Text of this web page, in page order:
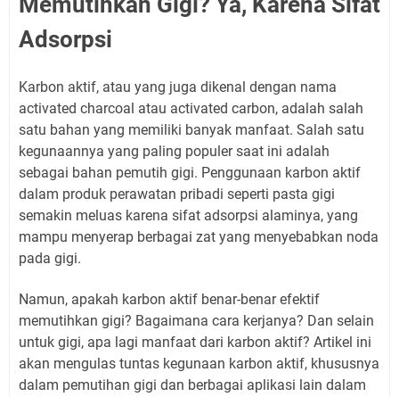
Adsorpsi
Karbon aktif, atau yang juga dikenal dengan nama
activated charcoal atau activated carbon, adalah salah
satu bahan yang memiliki banyak manfaat. Salah satu
kegunaannya yang paling populer saat ini adalah
sebagai bahan pemutih gigi. Penggunaan karbon aktif
dalam produk perawatan pribadi seperti pasta gigi
semakin meluas karena sifat adsorpsi alaminya, yang
mampu menyerap berbagai zat yang menyebabkan noda
pada gigi.
Namun, apakah karbon aktif benar-benar efektif
memutihkan gigi? Bagaimana cara kerjanya? Dan selain
untuk gigi, apa lagi manfaat dari karbon aktif? Artikel ini
akan mengulas tuntas kegunaan karbon aktif, khususnya
dalam pemutihan gigi dan berbagai aplikasi lain dalam